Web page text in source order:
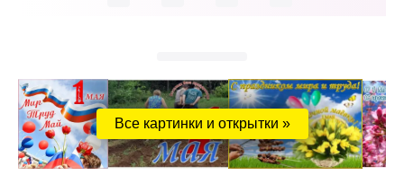
Все картинки и открытки »